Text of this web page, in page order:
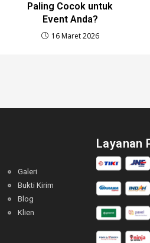
Paling Cocok untuk
Event Anda?
16 Maret 2026
Galeri
Bukti Kirim
Blog
Klien
Layanan